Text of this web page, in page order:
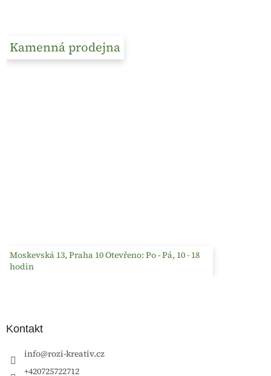
Kamenná prodejna
Moskevská 13, Praha 10 Otevřeno: Po - Pá, 10 - 18
hodin
Kontakt
info@rozi-kreativ.cz
+420725722712